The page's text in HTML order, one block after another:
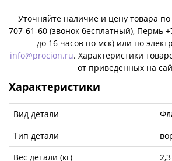
Уточняйте наличие и цену товара по
707-61-60 (звонок бесплатный), Пермь
до 16 часов по мск) или по
info@procion.ru. Характеристики
от приведенных на
Характеристики
Вид детали
Тип детали
Вес детали (кг)
2,3